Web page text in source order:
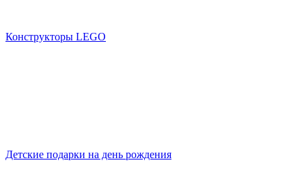
Конструкторы LEGO
Детские подарки на день рождения